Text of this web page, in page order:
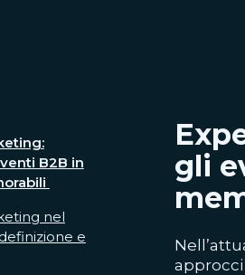
B2B in
nel
e
gli